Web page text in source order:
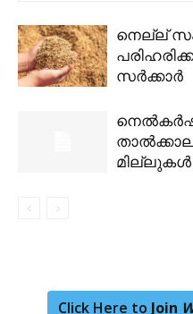
നെല്ല്
സർക്കാർ
Click Here to Join